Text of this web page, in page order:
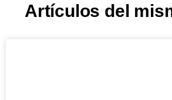
Artículos del